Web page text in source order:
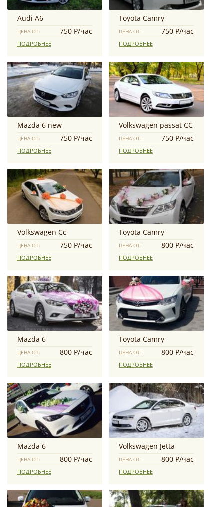
Audi А6
ЦЕНА ОТ: 750 Р/час
ПОДРОБНЕЕ
Toyota Camry
ЦЕНА ОТ: 750 Р/час
ПОДРОБНЕЕ
Mazda 6 new
ЦЕНА ОТ: 750 Р/час
ПОДРОБНЕЕ
Volkswagen passat CC
ЦЕНА ОТ: 750 Р/час
ПОДРОБНЕЕ
Volkswagen Сс
ЦЕНА ОТ: 750 Р/час
ПОДРОБНЕЕ
Toyota Camry
ЦЕНА ОТ: 800 Р/час
ПОДРОБНЕЕ
Mazda 6
ЦЕНА ОТ: 800 Р/час
ПОДРОБНЕЕ
Toyota Camry
ЦЕНА ОТ: 800 Р/час
ПОДРОБНЕЕ
Mazda 6
ЦЕНА ОТ: 800 Р/час
ПОДРОБНЕЕ
Volkswagen Jetta
ЦЕНА ОТ: 800 Р/час
ПОДРОБНЕЕ